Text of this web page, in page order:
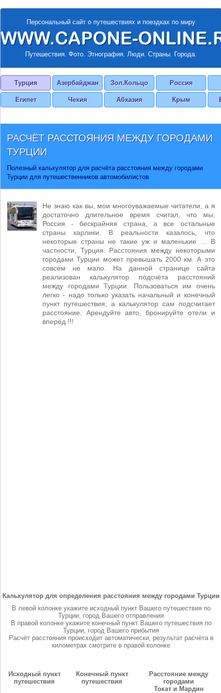
Персональный сайт о путешествиях и поездках по миру
Путешествия. Фото. Этнография. Люди. Страны. Города.
Турция Азербайджан Зол.Кольцо Россия
Египет Чехия Абхазия Крым
РАСЧЁТ РАССТОЯНИЯ МЕЖДУ ГОРОДАМИ
ТУРЦИИ
Полезный калькулятор для расчёта расстояния между городами
Турции для путешественников автомобилистов
Не знаю как вы, мои многоуважаемые читатели, а я
достаточно длительное время считал, что мы,
Россия - бескрайняя страна, а все остальные
страны карлики. В реальности казалось, что
некоторые страны не такие уж и маленькие ... В
частности, Турция. Расстояния между некоторыми
городами Турции может превышать 2000 км. А это
совсем не мало. На данной странице сайта
реализован калькулятор подсчёта расстояний
между городами Турции. Пользоваться им очень
легко - надо только указать начальный и конечный
пункт путешествия, а калькулятор сам подсчитает
расстояние. Арендуйте авто, бронируйте отели и
вперёд !!!
Калькулятор для определения расстояния между городами Турции
В левой колонке укажите исходный пункт Вашего путешествия по
Турции, город Вашего отправления
В правой колонке укажите конечный пункт Вашего путешествия по
Турции, город Вашего прибытия
Расчёт расстояния происходит автоматически, результат расчёта в
километрах смотрите в правой колонке
Исходный пункт
путешествия
Конечный пункт
путешествия
Расстояние между
городами
Токат и Мардин